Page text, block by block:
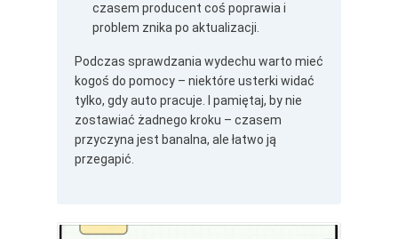
czasem producent coś poprawia i
problem znika po aktualizacji.
Podczas sprawdzania wydechu warto mieć
kogoś do pomocy – niektóre usterki widać
tylko, gdy auto pracuje. I pamiętaj, by nie
zostawiać żadnego kroku – czasem
przyczyna jest banalna, ale łatwo ją
przegapić.